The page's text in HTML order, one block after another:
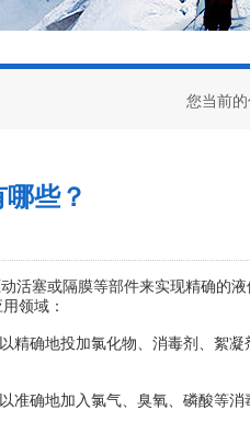
您当前的
些？
塞或隔膜等部件来实现精确的液
领域：
确地投加氯化物、消毒剂、絮凝
确地加入氯气、臭氧、磷酸等消